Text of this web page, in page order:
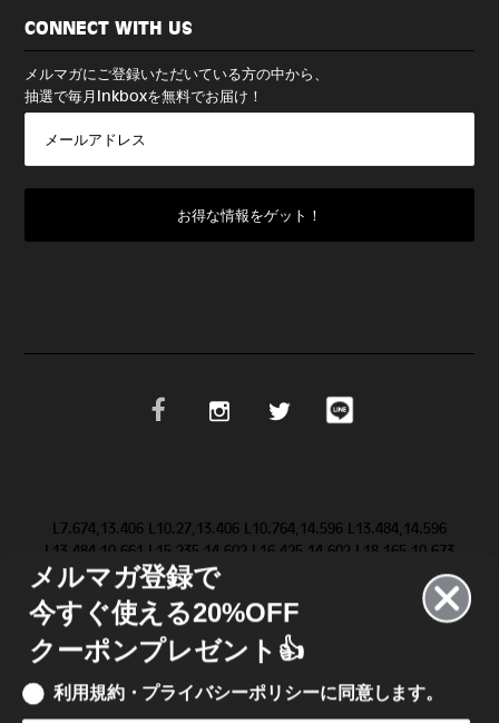
CONNECT WITH US
メルマガにご登録いただいている方の中から、
抽選で毎月Inkboxを無料でお届け！
L7.674,13.406 L10.27,13.406 L10.764,14.596 L13.484,14.596
L13.484,10.661 L15.235,14.602 L16.425,14.602 L18.165,10.673
L18.165,14.603 L19.623,14.603 L19.647,9.083 L19.646,9.084 Z
M28.986,11.852 L31.517,9.084 L29.695,9.084 L28.094,10.81
L26.546,9.084 L20.652,9.084 L20.652,14.602 L26.462,14.602
L28.076,12.864 L29.624,14.602 L31.499,14.602 L28.987,11.852
L28.986,11.852 Z"/>
メルマガ登録で
今すぐ使える20%OFF
クーポンプレゼント👍
利用規約・プライバシーポリシーに同意します。